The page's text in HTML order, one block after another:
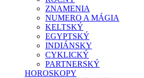
ZNAMENIA
NUMERO A MÁGIA
KELTSKÝ
EGYPTSKÝ
INDIÁNSKY
CYKLICKÝ
PARTNERSKÝ
HOROSKOPY